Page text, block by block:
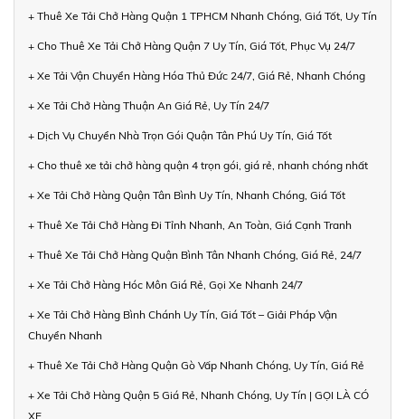
+ Thuê Xe Tải Chở Hàng Quận 1 TPHCM Nhanh Chóng, Giá Tốt, Uy Tín
+ Cho Thuê Xe Tải Chở Hàng Quận 7 Uy Tín, Giá Tốt, Phục Vụ 24/7
+ Xe Tải Vận Chuyển Hàng Hóa Thủ Đức 24/7, Giá Rẻ, Nhanh Chóng
+ Xe Tải Chở Hàng Thuận An Giá Rẻ, Uy Tín 24/7
+ Dịch Vụ Chuyển Nhà Trọn Gói Quận Tân Phú Uy Tín, Giá Tốt
+ Cho thuê xe tải chở hàng quận 4 trọn gói, giá rẻ, nhanh chóng nhất
+ Xe Tải Chở Hàng Quận Tân Bình Uy Tín, Nhanh Chóng, Giá Tốt
+ Thuê Xe Tải Chở Hàng Đi Tỉnh Nhanh, An Toàn, Giá Cạnh Tranh
+ Thuê Xe Tải Chở Hàng Quận Bình Tân Nhanh Chóng, Giá Rẻ, 24/7
+ Xe Tải Chở Hàng Hóc Môn Giá Rẻ, Gọi Xe Nhanh 24/7
+ Xe Tải Chở Hàng Bình Chánh Uy Tín, Giá Tốt – Giải Pháp Vận
Chuyển Nhanh
+ Thuê Xe Tải Chở Hàng Quận Gò Vấp Nhanh Chóng, Uy Tín, Giá Rẻ
+ Xe Tải Chở Hàng Quận 5 Giá Rẻ, Nhanh Chóng, Uy Tín | GỌI LÀ CÓ
XE